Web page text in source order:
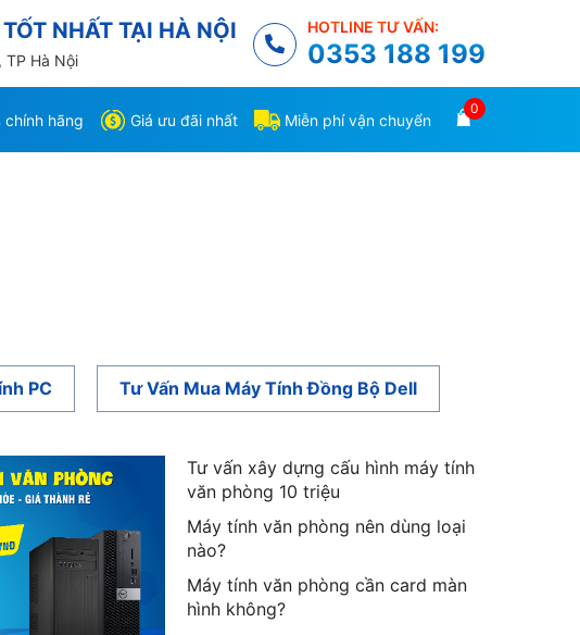
NHẤT TẠI HÀ NỘI
TP Hà Nội
HOTLINE TƯ VẤN:
0353 188 199
chính hãng Giá ưu đãi nhất Miễn phí vận chuyển
0
PC Tư Vấn Mua Máy Tính Đồng Bộ Dell
Tư vấn xây dựng cấu hình máy tính
văn phòng 10 triệu
Máy tính văn phòng nên dùng loại
nào?
Máy tính văn phòng cần card màn
hình không?